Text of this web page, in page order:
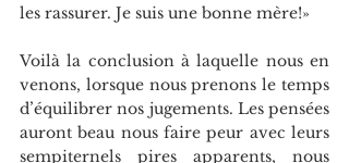
les rassurer. Je suis une bonne mère!»
Voilà la conclusion à laquelle nous en
venons, lorsque nous prenons le temps
d’équilibrer nos jugements. Les pensées
auront beau nous faire peur avec leurs
sempiternels pires apparents, nous